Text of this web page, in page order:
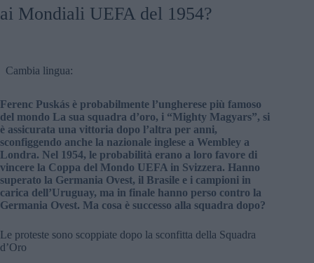
ai Mondiali UEFA del 1954?
Cambia lingua:
Ferenc Puskás è probabilmente l’ungherese più famoso
del mondo La sua squadra d’oro, i “Mighty Magyars”, si
è assicurata una vittoria dopo l’altra per anni,
sconfiggendo anche la nazionale inglese a Wembley a
Londra. Nel 1954, le probabilità erano a loro favore di
vincere la Coppa del Mondo UEFA in Svizzera. Hanno
superato la Germania Ovest, il Brasile e i campioni in
carica dell’Uruguay, ma in finale hanno perso contro la
Germania Ovest. Ma cosa è successo alla squadra dopo?
Le proteste sono scoppiate dopo la sconfitta della Squadra
d’Oro